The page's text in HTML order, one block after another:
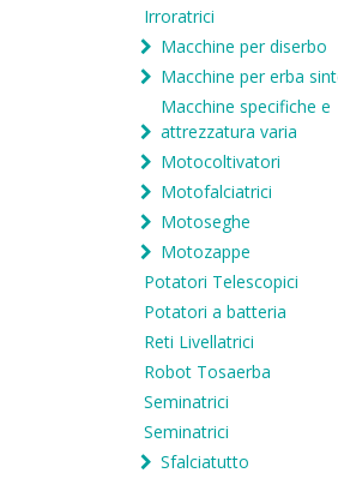
Irroratrici
Macchine per diserbo
Macchine per erba
Macchine specifiche e
attrezzatura varia
Motocoltivatori
Motofalciatrici
Motoseghe
Motozappe
Potatori Telescopici
Potatori a batteria
Reti Livellatrici
Robot Tosaerba
Seminatrici
Seminatrici
Sfalciatutto